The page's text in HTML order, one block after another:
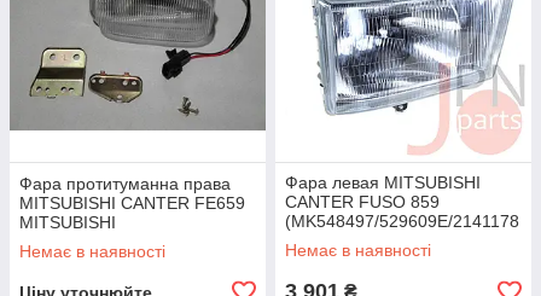
Фара протитуманна права
MITSUBISHI CANTER FE659
MITSUBISHI
Немає в наявності
Фара левая MITSUBISHI
CANTER FUSO 859
(MK548497/529609E/2141178
LLDEM) DEPO
Немає в наявності
3 901 ₴